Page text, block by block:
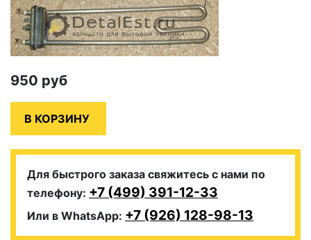
950 руб
Для быстрого заказа свяжитесь с нами по
телефону: +7 (499) 391-12-33
Или в WhatsApp: +7 (926) 128-98-13